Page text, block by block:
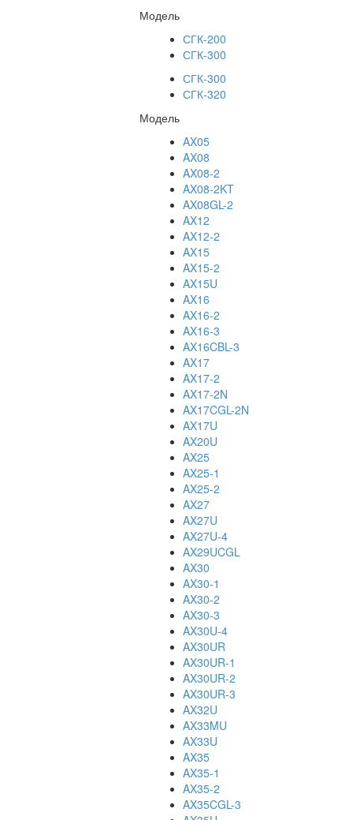
Модель
СГК-200
СГК-300
СГК-300
СГК-320
Модель
AX05
AX08
AX08-2
AX08-2KT
AX08GL-2
AX12
AX12-2
AX15
AX15-2
AX15U
AX16
AX16-2
AX16-3
AX16CBL-3
AX17
AX17-2
AX17-2N
AX17CGL-2N
AX17U
AX20U
AX25
AX25-1
AX25-2
AX27
AX27U
AX27U-4
AX29UCGL
AX30
AX30-1
AX30-2
AX30-3
AX30U-4
AX30UR
AX30UR-1
AX30UR-2
AX30UR-3
AX32U
AX33MU
AX33U
AX35
AX35-1
AX35-2
AX35CGL-3